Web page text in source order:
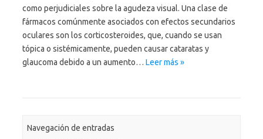
como perjudiciales sobre la agudeza visual. Una clase de
fármacos comúnmente asociados con efectos secundarios
oculares son los corticosteroides, que, cuando se usan
tópica o sistémicamente, pueden causar cataratas y
glaucoma debido a un aumento… Leer más »
Navegación de entradas